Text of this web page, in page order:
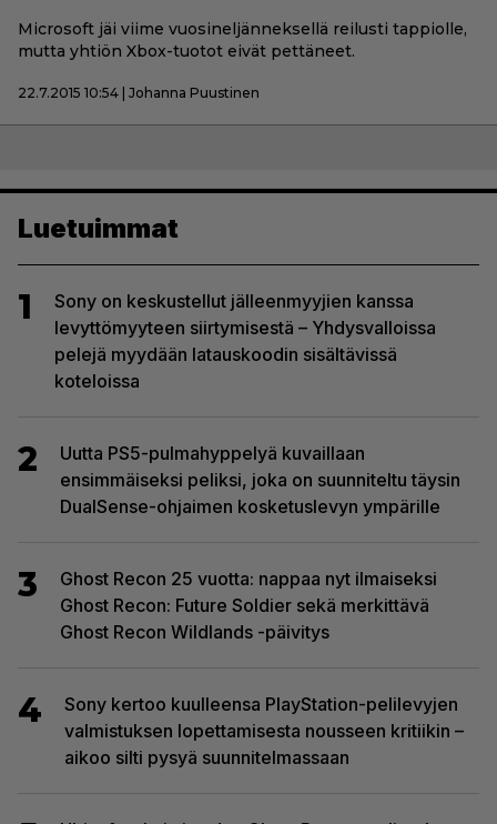
Microsoft jäi viime vuosineljänneksellä reilusti tappiolle,
mutta yhtiön Xbox-tuotot eivät pettäneet.
22.7.2015 10:54 | Johanna Puustinen
Luetuimmat
1
Sony on keskustellut jälleenmyyjien kanssa
levyttömyyteen siirtymisestä – Yhdysvalloissa
pelejä myydään latauskoodin sisältävissä
koteloissa
2
Uutta PS5-pulmahyppelyä kuvaillaan
ensimmäiseksi peliksi, joka on suunniteltu täysin
DualSense-ohjaimen kosketuslevyn ympärille
3
Ghost Recon 25 vuotta: nappaa nyt ilmaiseksi
Ghost Recon: Future Soldier sekä merkittävä
Ghost Recon Wildlands -päivitys
4
Sony kertoo kuulleensa PlayStation-pelilevyjen
valmistuksen lopettamisesta nousseen kritiikin –
aikoo silti pysyä suunnitelmassaan